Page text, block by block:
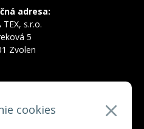
cookies
adresa:
TEX, s.r.o.
5
Zvolen
910 228 822